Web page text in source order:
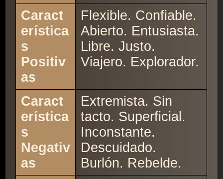
Caract
erística
s
Positiv
as
Flexible. Confiable.
Abierto. Entusiasta.
Libre. Justo.
Viajero. Explorador.
Caract
erística
s
Negativ
as
Extremista. Sin
tacto. Superficial.
Inconstante.
Descuidado.
Burlón. Rebelde.